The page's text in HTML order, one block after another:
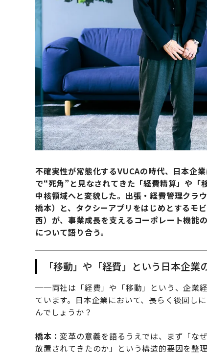
不確実性が常態化するVUCAの時代、日本企
で“死角”と見なされてきた「経費精算」や「
中核領域へと変貌した。出張・経費管理クラ
橋本）と、タクシーアプリをはじめとするモ
西）が、事業成長を支えるコーポレート機能
について語り合う。
「移動」や「経費」という日本企業
──両社は「経費」や「移動」という、企業
ています。日本企業において、長らく後回し
んでしょうか？
橋本：変革の意義を語るうえでは、まず「な
放置されてきたのか」という構造的要因を整